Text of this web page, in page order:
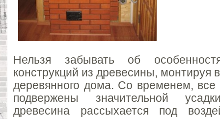
Нельзя забывать об
конструкций из древесины, монтируя
деревянного дома. Со временем,
подвержены значительной
древесина рассыхается под